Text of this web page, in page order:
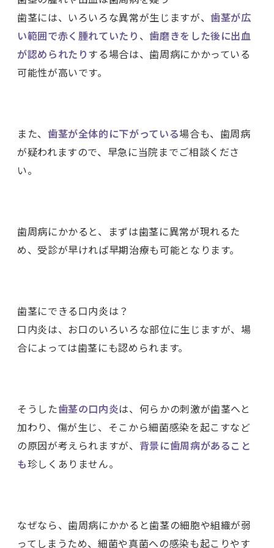
歯茎には、いろいろな異常が生じますが、歯茎が広
い範囲で赤く腫れていたり 、歯磨きをした後に出血
が認められたりする場合は、歯周病にかかっている
可能性が高いです。
また、 歯茎が全体的に下がっている場合も、歯周病
が疑われますので、早急に当院までご相談くださ
い。
歯周病にかかると、まずは歯茎に異常が現れるた
め、受診が早ければ早期治療も可能となります。
歯茎にできる口内炎は？
口内炎は、お口のいろいろな部位に生じますが、場
合によっては歯茎にも認められます。
そうした歯茎の口内炎は、何らかの刺激が歯茎へと
加わり、傷が生じ、そこから細菌感染を起こすなど
の原因が考えられますが、 背景に歯周病があること
も珍しくありません。
なぜなら、歯周病にかかると歯茎の細胞や組織が弱
ってしまうため、細菌や真菌への感染も起こりやす